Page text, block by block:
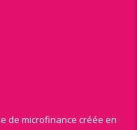
de microfinance créée en